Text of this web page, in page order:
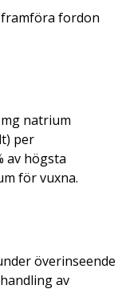
fordon
natrium
per
av högsta
för vuxna.
överinseende
av